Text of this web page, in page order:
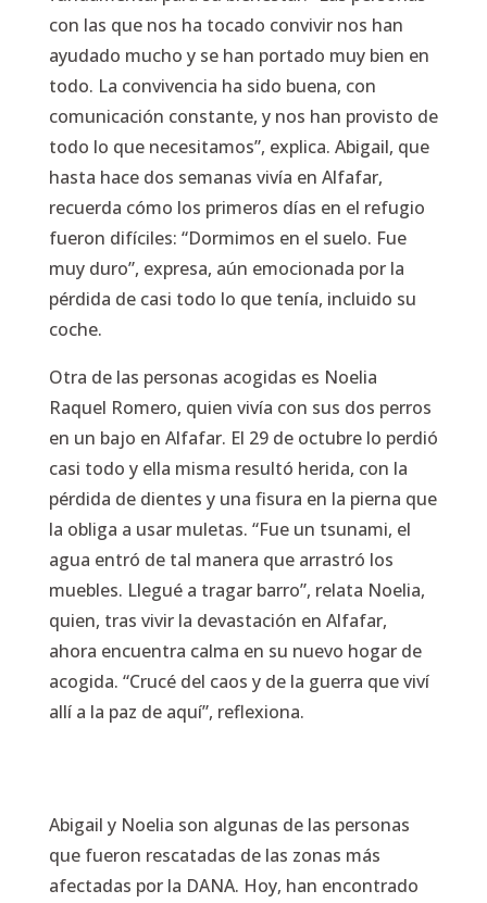
con las que nos ha tocado convivir nos han
ayudado mucho y se han portado muy bien en
todo. La convivencia ha sido buena, con
comunicación constante, y nos han provisto de
todo lo que necesitamos”, explica. Abigail, que
hasta hace dos semanas vivía en Alfafar,
recuerda cómo los primeros días en el refugio
fueron difíciles: “Dormimos en el suelo. Fue
muy duro”, expresa, aún emocionada por la
pérdida de casi todo lo que tenía, incluido su
coche.
Otra de las personas acogidas es Noelia
Raquel Romero, quien vivía con sus dos perros
en un bajo en Alfafar. El 29 de octubre lo perdió
casi todo y ella misma resultó herida, con la
pérdida de dientes y una fisura en la pierna que
la obliga a usar muletas. “Fue un tsunami, el
agua entró de tal manera que arrastró los
muebles. Llegué a tragar barro”, relata Noelia,
quien, tras vivir la devastación en Alfafar,
ahora encuentra calma en su nuevo hogar de
acogida. “Crucé del caos y de la guerra que viví
allí a la paz de aquí”, reflexiona.
Abigail y Noelia son algunas de las personas
que fueron rescatadas de las zonas más
afectadas por la DANA. Hoy, han encontrado